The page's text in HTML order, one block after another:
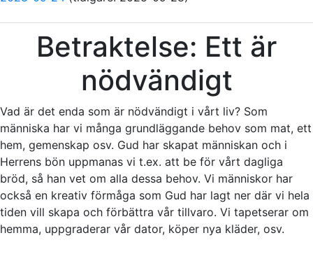
Betraktelse: Ett är
nödvändigt
Vad är det enda som är nödvändigt i vårt liv? Som
människa har vi många grundläggande behov som mat, ett
hem, gemenskap osv. Gud har skapat människan och i
Herrens bön uppmanas vi t.ex. att be för vårt dagliga
bröd, så han vet om alla dessa behov. Vi människor har
också en kreativ förmåga som Gud har lagt ner där vi hela
tiden vill skapa och förbättra vår tillvaro. Vi tapetserar om
hemma, uppgraderar vår dator, köper nya kläder, osv.